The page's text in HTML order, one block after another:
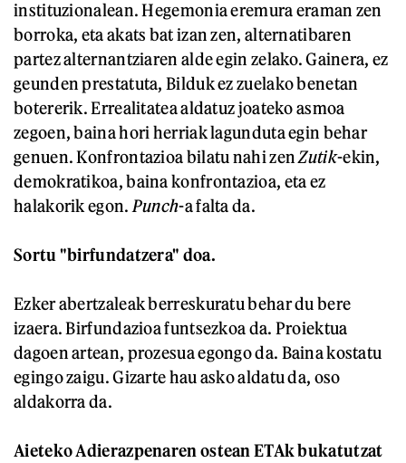
instituzionalean. Hegemonia eremura eraman zen
borroka, eta akats bat izan zen, alternatibaren
partez alternantziaren alde egin zelako. Gainera, ez
geunden prestatuta, Bilduk ez zuelako benetan
botererik. Errealitatea aldatuz joateko asmoa
zegoen, baina hori herriak lagunduta egin behar
genuen. Konfrontazioa bilatu nahi zenZutik-ekin,
demokratikoa, baina konfrontazioa, eta ez
halakorik egon. Punch-a falta da.
Sortu "birfundatzera" doa.
Ezker abertzaleak berreskuratu behar du bere
izaera. Birfundazioa funtsezkoa da. Proiektua
dagoen artean, prozesua egongo da. Baina kostatu
egingo zaigu. Gizarte hau asko aldatu da, oso
aldakorra da.
Aieteko Adierazpenaren ostean ETAk bukatutzat